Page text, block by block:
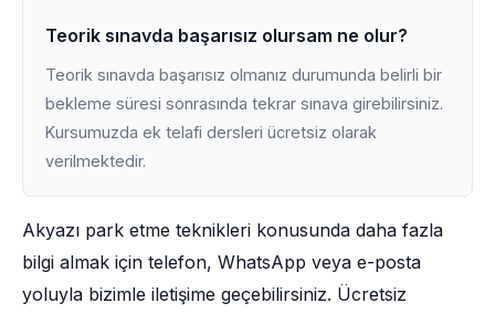
Teorik sınavda başarısız olursam ne olur?
Teorik sınavda başarısız olmanız durumunda belirli bir
bekleme süresi sonrasında tekrar sınava girebilirsiniz.
Kursumuzda ek telafi dersleri ücretsiz olarak
verilmektedir.
Akyazı park etme teknikleri konusunda daha fazla
bilgi almak için telefon, WhatsApp veya e-posta
yoluyla bizimle iletişime geçebilirsiniz. Ücretsiz